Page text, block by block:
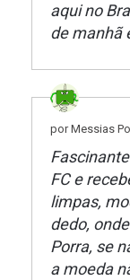
aqui no
de manhã
por Messias
FC e
limpas,
dedo,
Porra, se
a moeda